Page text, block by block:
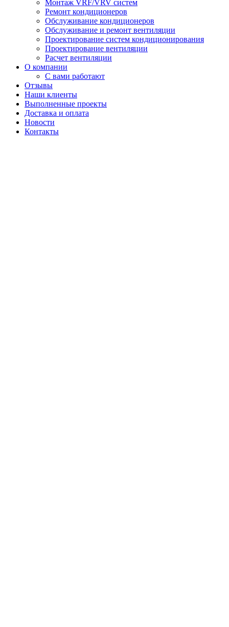
Монтаж VRF/VRV систем
Ремонт кондиционеров
Обслуживание кондиционеров
Обслуживание и ремонт вентиляции
Проектирование систем кондиционирования
Проектирование вентиляции
Расчет вентиляции
О компании
С вами работают
Отзывы
Наши клиенты
Выполненные проекты
Доставка и оплата
Новости
Контакты